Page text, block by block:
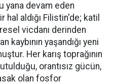
yana devam eden
hal aldığı Filistin'de; katil
vicdanı derinden
kaybının yaşandığı yeni
Her karış toprağının
orantısız gücün,
olan fosfor